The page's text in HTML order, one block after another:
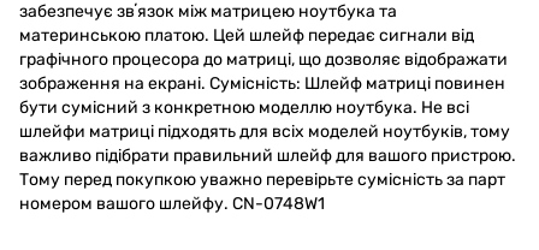
забезпечує звʼязок між матрицею ноутбука та
материнською платою. Цей шлейф передає сигнали від
графічного процесора до матриці, що дозволяє відображати
зображення на екрані. Сумісність: Шлейф матриці повинен
бути сумісний з конкретною моделлю ноутбука. Не всі
шлейфи матриці підходять для всіх моделей ноутбуків, тому
важливо підібрати правильний шлейф для вашого пристрою.
Тому перед покупкою уважно перевірьте сумісність за парт
номером вашого шлейфу. CN-0748W1